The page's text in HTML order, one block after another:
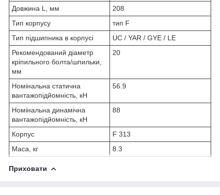
Довжина L, мм
208
Тип корпусу
тип F
Тип підшипника в корпусі
UC / YAR / GYE / LE
Рекомендований діаметр
кріпильного болта/шпильки,
мм
20
Номінальна статична
вантажопідйомність, кН
56.9
Номінальна динамічна
вантажопідйомність, кН
88
Корпус
F 313
Маса, кг
8.3
Приховати